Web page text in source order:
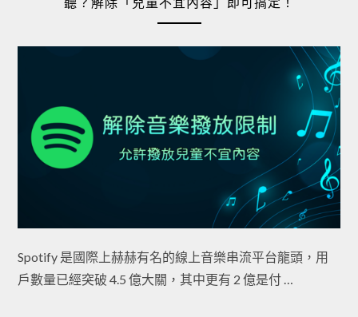
Spotify 是國際上赫赫有名的線上音樂串流平台龍頭，用
戶數量已經突破 4.5 億大關，其中更有 2 億是付 …